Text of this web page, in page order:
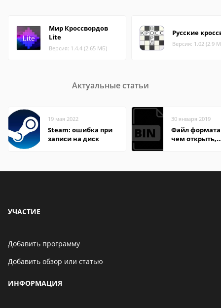
Мир Кроссвордов
Lite
Версия: 1.4.4 (2.65 МБ)
Русские
Версия: 1.02 (2.9
Актуальные статьи
19 мая 2022
Steam: ошибка при
записи на диск
30 января 2019
Файл формата
чем открыть,
УЧАСТИЕ
Добавить программу
Добавить обзор или статью
ИНФОРМАЦИЯ